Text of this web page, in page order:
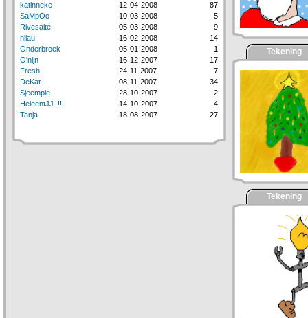
katinneke
12-04-2008
87
SaMpOo
10-03-2008
5
Rivesalte
05-03-2008
9
nilau
16-02-2008
14
Onderbroek
05-01-2008
1
O'nijn
16-12-2007
17
Fresh
24-11-2007
7
DeKat
08-11-2007
34
Sjeempie
28-10-2007
2
HeleentJJ..!!
14-10-2007
4
Tanja
18-08-2007 27
Tekening
Tekening